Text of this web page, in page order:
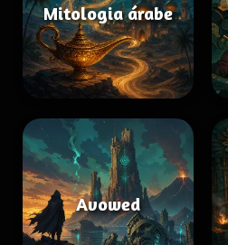
Mitologia árabe
Avowed